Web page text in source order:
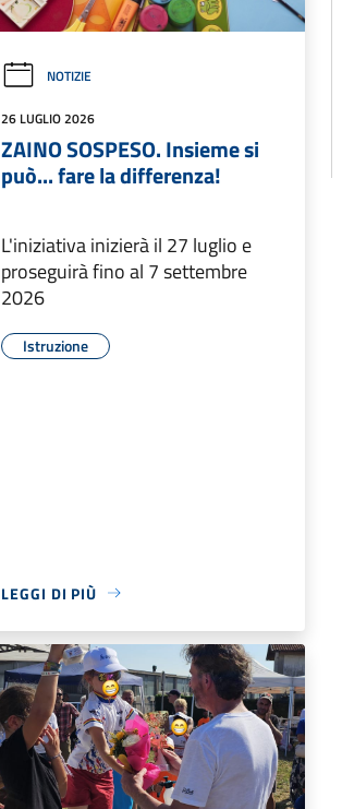
NOTIZIE
26 LUGLIO 2026
ZAINO SOSPESO. Insieme si
può... fare la differenza!
L'iniziativa inizierà il 27 luglio e
proseguirà fino al 7 settembre
2026
Istruzione
LEGGI DI PIÙ